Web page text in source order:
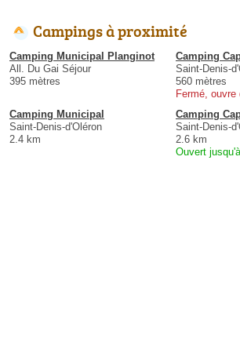
Campings à proximité
Camping Municipal Planginot
All. Du Gai Séjour
395 mètres
Camping
Saint-Denis-
560 mètres
Fermé, ouvre
Camping Municipal
Saint-Denis-d'Oléron
2.4 km
Camping
Saint-Denis-
2.6 km
Ouvert